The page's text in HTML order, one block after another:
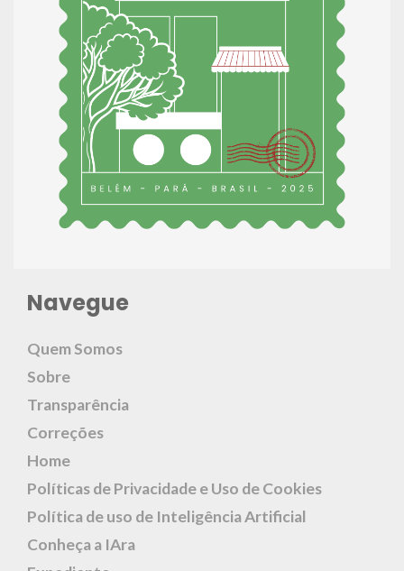
Navegue
Quem Somos
Sobre
Transparência
Correções
Home
Políticas de Privacidade e Uso de Cookies
Política de uso de Inteligência Artificial
Conheça a IAra